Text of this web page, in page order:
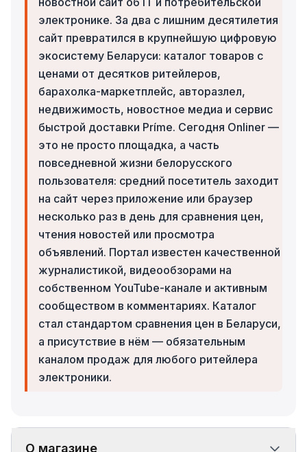
электронике. За два с лишним десятилетия
сайт превратился в крупнейшую цифровую
экосистему Беларуси: каталог товаров с
ценами от десятков ритейлеров,
барахолка-маркетплейс, авторазлел,
недвижимость, новостное медиа и сервис
быстрой доставки Príme. Сегодня Onliner —
это не просто площадка, а часть
повседневной жизни белорусского
пользователя: средний посетитель заходит
на сайт через приложение или браузер
несколько раз в день для сравнения цен,
чтения новостей или просмотра
объявлений. Портал известен качественной
журналистикой, видеообзорами на
собственном YouTube-канале и активным
сообществом в комментариях. Каталог
стал стандартом сравнения цен в Беларуси,
а присутствие в нём — обязательным
каналом продаж для любого ритейлера
электроники.
О магазине